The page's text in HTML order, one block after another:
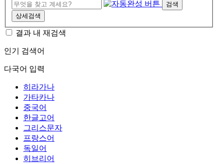
검색
상세검색
결과 내 재검색
인기 검색어
다국어 입력
히라가나
가타카나
중국어
한글고어
그리스문자
프랑스어
독일어
히브리어